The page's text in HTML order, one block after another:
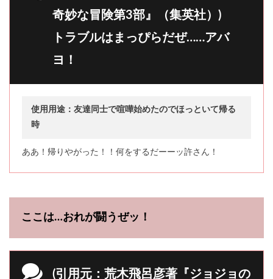
奇妙な冒険第3部』（集英社）)
トラブルはまっぴらだぜ……アバ
ヨ！
使用用途：友達同士で喧嘩始めたのでほっといて帰る
時
ああ！帰りやがった！！何をするだーーッ許さん！
ここは…おれが闘うぜッ！
(引用元：荒木飛呂彦著『ジョジョの